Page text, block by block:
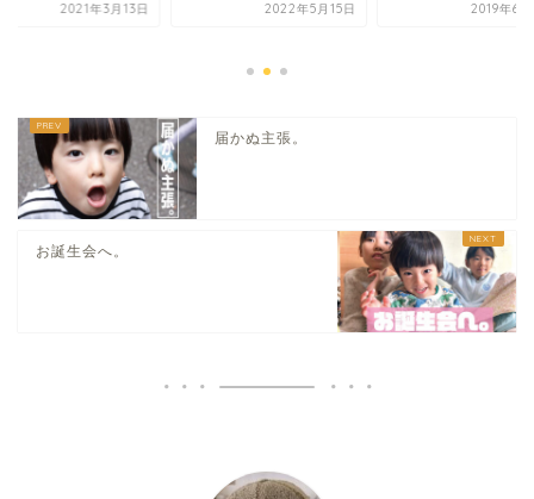
2021年3月13日 2022年5月15日 2019年6
届かぬ主張。
お誕生会へ。